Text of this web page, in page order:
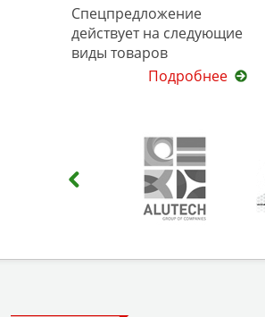
Спецпредложение
действует на следующие
виды товаров
Подробнее